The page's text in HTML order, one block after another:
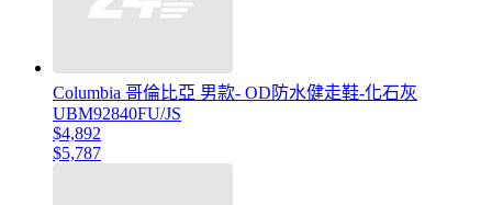
Columbia 哥倫比亞 男款- OD防水健走鞋-化石灰
UBM92840FU/JS
$4,892
$5,787